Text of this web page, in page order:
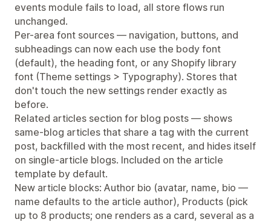
events module fails to load, all store flows run
unchanged.
Per-area font sources — navigation, buttons, and
subheadings can now each use the body font
(default), the heading font, or any Shopify library
font (Theme settings > Typography). Stores that
don't touch the new settings render exactly as
before.
Related articles section for blog posts — shows
same-blog articles that share a tag with the current
post, backfilled with the most recent, and hides itself
on single-article blogs. Included on the article
template by default.
New article blocks: Author bio (avatar, name, bio —
name defaults to the article author), Products (pick
up to 8 products; one renders as a card, several as a